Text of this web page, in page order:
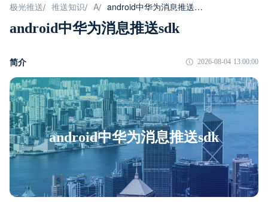
极光推送/ 推送知识/ A/ android中华为消息推送sdk
android中华为消息推送sdk
简介 2026-08-04 13:00:00
android中华为消息推送sdk